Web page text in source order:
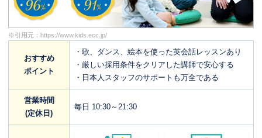
※引用元： https://www.kids.ecc.jp/
おすすめ
ポイント
・歌、ダンス、絵本を使った英会話レッスンあり
・厳しい採用条件をクリアした講師で安心する
・日本人スタッフのサポートも万全である
営業時間
(定休日)
毎日 10:30～21:30